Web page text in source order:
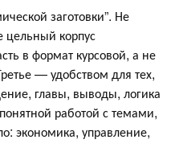
заготовки”. Не
цельный корпус
в формат курсовой, а не
— удобством для тех,
главы, выводы, логика
работой с темами,
экономика, управление,